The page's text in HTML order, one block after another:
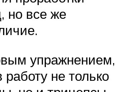
но все же
упражнением,
не только